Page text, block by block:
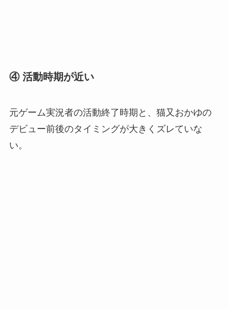
④ 活動時期が近い
元ゲーム実況者の活動終了時期と、猫又おかゆの
デビュー前後のタイミングが大きくズレていな
い。